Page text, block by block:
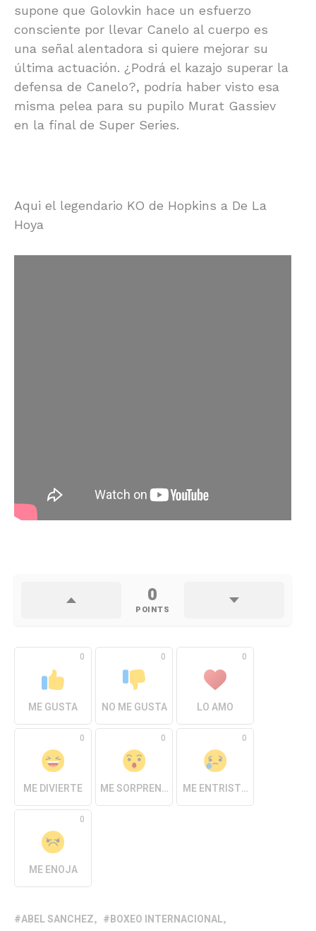
supone que Golovkin hace un esfuerzo
consciente por llevar Canelo al cuerpo es
una señal alentadora si quiere mejorar su
última actuación. ¿Podrá el kazajo superar la
defensa de Canelo?, podría haber visto esa
misma pelea para su pupilo Murat Gassiev
en la final de Super Series.
Aqui el legendario KO de Hopkins a De La
Hoya
0
POINTS
0
ME GUSTA
0
NO ME GUSTA
0
LO AMO
0
ME DIVIERTE
0
ME SORPRENDE
0
ME ENTRISTECE
0
ME ENOJA
ABEL SANCHEZ BOXEO INTERNACIONAL